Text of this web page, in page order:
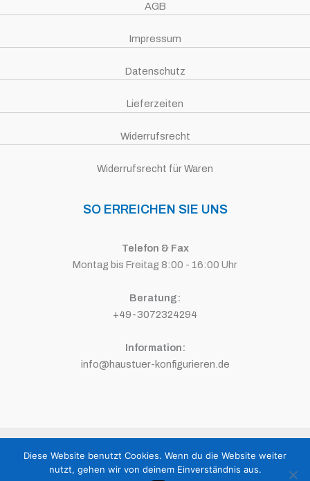
AGB
Impressum
Datenschutz
Lieferzeiten
Widerrufsrecht
Widerrufsrecht für Waren
SO ERREICHEN SIE UNS
Telefon & Fax
Montag bis Freitag 8:00 - 16:00 Uhr
Beratung:
+49-3072324294
Information:
info@haustuer-konfigurieren.de
Copyright © 2026 HAUSTÜR KONFIGURIEREN | Powered by Media-
Branding Lipski
Diese Website benutzt Cookies. Wenn du die Website weiter
nutzt, gehen wir von deinem Einverständnis aus.